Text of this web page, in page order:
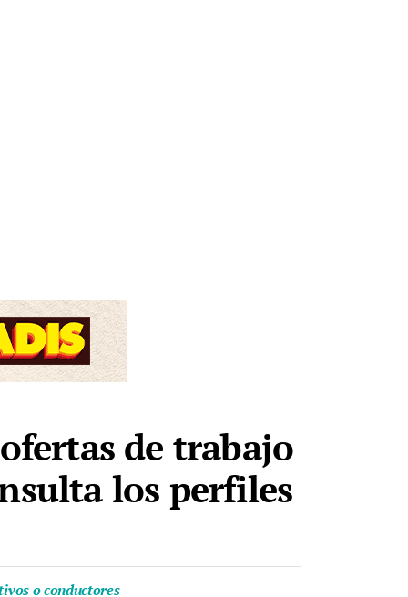
de trabajo
los perfiles
o conductores